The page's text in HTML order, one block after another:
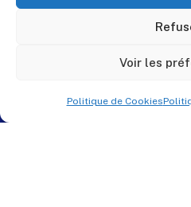
Voir les
Politique de Cookies